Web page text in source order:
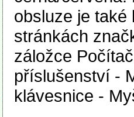
obsluze je také
stránkách
záložce
příslušenství -
klávesnice -